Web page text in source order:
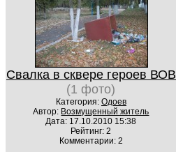
Свалка в сквере героев ВОВ
(1 фото)
Категория: Одоев
Автор: Возмущенный житель
Дата: 17.10.2010 15:38
Рейтинг: 2
Комментарии: 2